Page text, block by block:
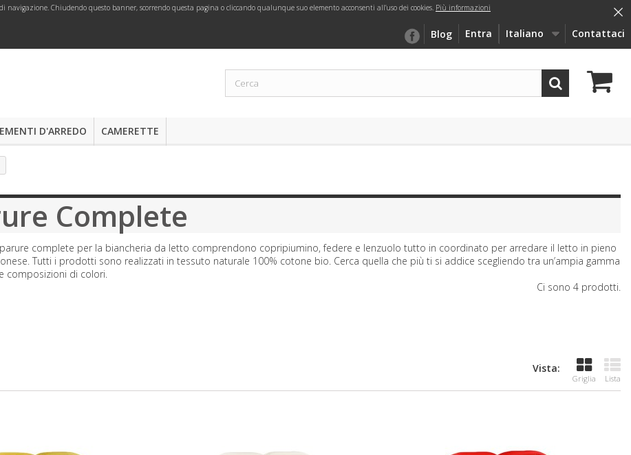
Contattaci
Italiano
Entra
Blog
×
Chiudendo questo banner, scorrendo questa pagina o cliccando qualunque suo elemento acconsenti all’uso dei cookies. Più informazioni
D'ARREDO CAMERETTE
Complete
complete per la biancheria da letto comprendono copripiumino, federe e lenzuolo tutto in coordinato per arredare il letto in pieno
Tutti i prodotti sono realizzati in tessuto naturale 100% cotone bio. Cerca quella che più ti si addice scegliendo tra un’ampia gamma
composizioni di colori.
Ci sono 4 prodotti.
Vista:
Griglia Lista